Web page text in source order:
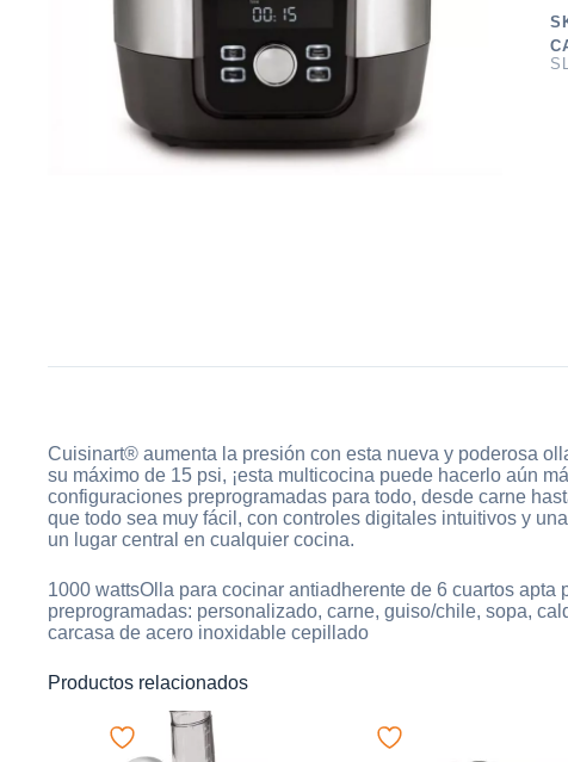
Cuisinart® aumenta la presión con esta nueva y poderosa
su máximo de 15 psi, ¡esta multicocina puede hacerlo aún
configuraciones preprogramadas para todo, desde carne
que todo sea muy fácil, con controles digitales intuitivos y
un lugar central en cualquier cocina.
1000 wattsOlla para cocinar antiadherente de 6 cuartos
preprogramadas: personalizado, carne, guiso/chile, sopa,
carcasa de acero inoxidable cepillado
Productos relacionados